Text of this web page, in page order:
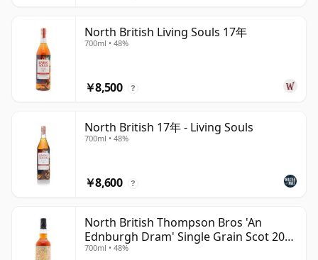
North British Living Souls 17年
700ml • 48%
￥8,500 ?
North British 17年 - Living Souls
700ml • 48%
￥8,600 ?
North British Thompson Bros 'An
Ednburgh Dram' Single Grain Scot 2008
17年
700ml • 48%